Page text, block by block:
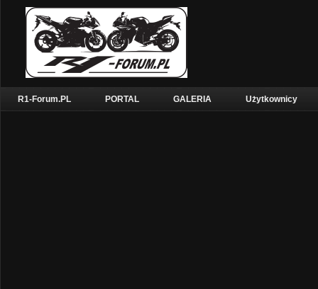
R1-Forum.PL PORTAL GALERIA Użytkownicy